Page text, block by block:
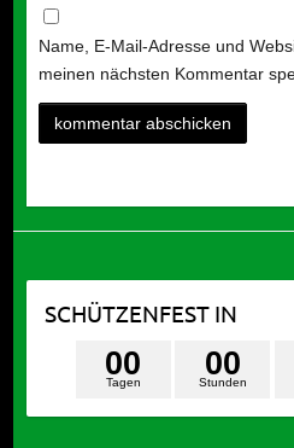
Name, E-Mail-Adresse und
meinen nächsten Kommentar
SCHÜTZENFEST IN
Tagen
00
Stunden
00